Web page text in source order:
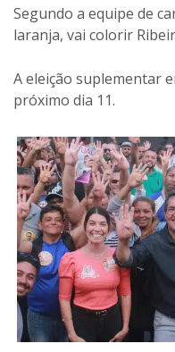
Segundo a equipe de
laranja, vai colorir
A eleição suplementar
próximo dia 11.